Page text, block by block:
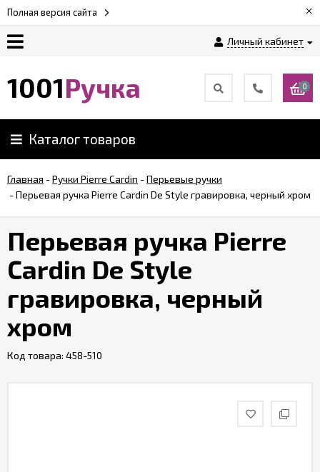
Полная версия сайта ×
Личный кабинет
Возврат
Обзоры
ручек
Контакты
1001Ручка 0
Каталог товаров
Главная -Ручки Pierre Cardin -Перьевые ручки
-Перьевая ручка Pierre Cardin De Style гравировка, черный хром
Перьевая ручка Pierre
Cardin De Style
гравировка, черный
хром
Код товара: 458-510